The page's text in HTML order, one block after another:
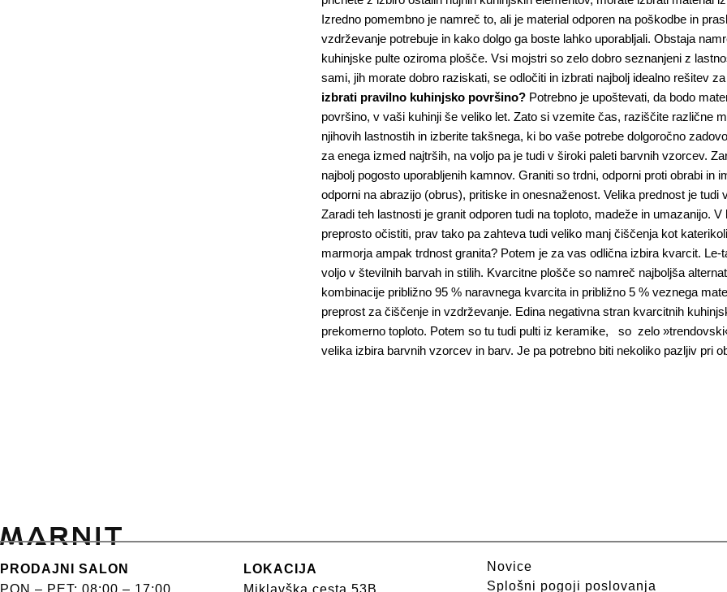
Izredno pomembno je namreč to, ali je material odporen na poškodbe in
vzdrževanje potrebuje in kako dolgo ga boste lahko uporabljali. Obstaja
kuhinjske pulte oziroma plošče. Vsi mojstri so zelo dobro seznanjeni z
sami, jih morate dobro raziskati, se odločiti in izbrati najbolj idealno rešitev
izbrati pravilno kuhinjsko površino? Potrebno je upoštevati, da bodo
površino, v vaši kuhinji še veliko let. Zato si vzemite čas, raziščite različne
njihovih lastnostih in izberite takšnega, ki bo vaše potrebe dolgoročno
za enega izmed najtrših, na voljo pa je tudi v široki paleti barvnih vzorcev.
najbolj pogosto uporabljenih kamnov. Graniti so trdni, odporni proti obrabi in
odporni na abrazijo (obrus), pritiske in onesnaženost. Velika prednost je tudi
Zaradi teh lastnosti je granit odporen tudi na toploto, madeže in umazanijo.
preprosto očistiti, prav tako pa zahteva tudi veliko manj čiščenja kot
marmorja ampak trdnost granita? Potem je za vas odlična izbira kvarcit.
voljo v številnih barvah in stilih. Kvarcitne plošče so namreč najboljša
kombinacije približno 95 % naravnega kvarcita in približno 5 % veznega
preprost za čiščenje in vzdrževanje. Edina negativna stran kvarcitnih
prekomerno toploto. Potem so tu tudi pulti iz keramike, so zelo
velika izbira barvnih vzorcev in barv. Je pa potrebno biti nekoliko pazljiv pri
PRODAJNI SALON
PON – PET: 08:00 – 17:00
LOKACIJA
Miklavška cesta 53B
Novice
Splošni pogoji poslovanja